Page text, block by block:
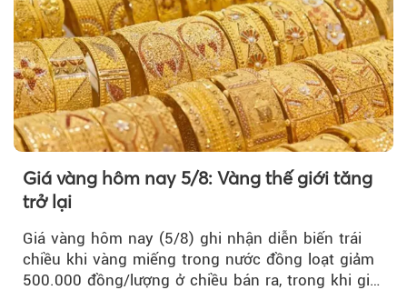
Giá vàng hôm nay 5/8: Vàng thế giới tăng
trở lại
Giá vàng hôm nay (5/8) ghi nhận diễn biến trái
chiều khi vàng miếng trong nước đồng loạt giảm
500.000 đồng/lượng ở chiều bán ra, trong khi giá